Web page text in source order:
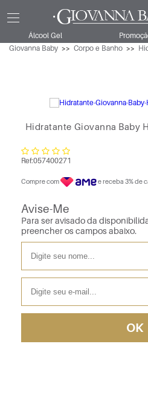
Álcool Gel
Giovanna Baby
Corpo e Banho
Hidratante Giovanna Baby
Ref:057400271
Compre com e receba 3% de
Avise-Me
Para ser avisado da
preencher os campos abaixo.